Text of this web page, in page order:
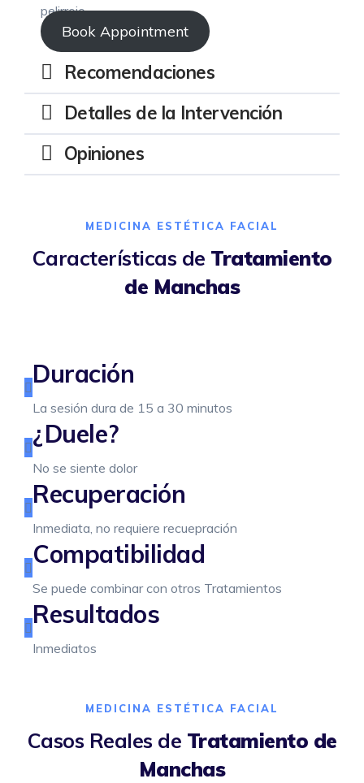
pelirrojo.
Book Appointment
Recomendaciones
Detalles de la Intervención
Opiniones
MEDICINA ESTÉTICA FACIAL
Características de Tratamiento
de Manchas
Duración
La sesión dura de 15 a 30 minutos
¿Duele?
No se siente dolor
Recuperación
Inmediata, no requiere recuepración
Compatibilidad
Se puede combinar con otros Tratamientos
Resultados
Inmediatos
MEDICINA ESTÉTICA FACIAL
Casos Reales de Tratamiento de
Manchas